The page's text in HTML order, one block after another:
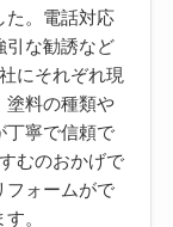
た。電話対応
引な勧誘など
にそれぞれ現
塗料の種類や
丁寧で信頼で
むのおかげで
フォームがで
。